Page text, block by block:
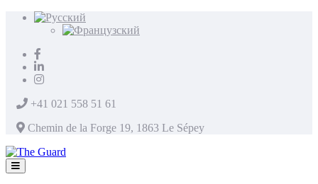
+41 021 558 51 61
Chemin de la Forge 19, 1863 Le Sépey